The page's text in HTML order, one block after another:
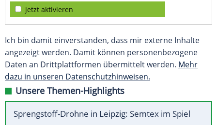
jetzt aktivieren
Ich bin damit einverstanden, dass mir externe Inhalte
angezeigt werden. Damit können personenbezogene
Daten an Drittplattformen übermittelt werden. Mehr
dazu in unseren Datenschutzhinweisen.
Unsere Themen-Highlights
Sprengstoff-Drohne in Leipzig: Semtex im Spiel